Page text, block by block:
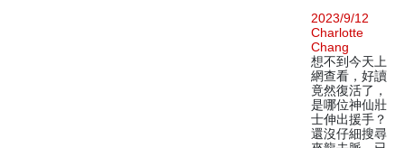
2023/9/12
Charlotte
Chang
想不到今天上
網查看，好讀
竟然復活了，
是哪位神仙壯
士伸出援手？
還沒仔細搜尋